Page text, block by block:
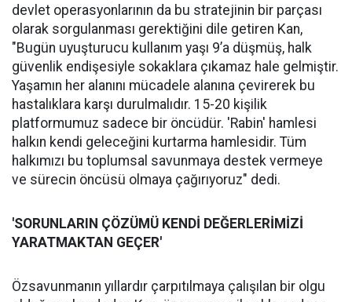
devlet operasyonlarının da bu stratejinin bir parçası
olarak sorgulanması gerektiğini dile getiren Kan,
"Bugün uyuşturucu kullanım yaşı 9’a düşmüş, halk
güvenlik endişesiyle sokaklara çıkamaz hale gelmiştir.
Yaşamın her alanını mücadele alanına çevirerek bu
hastalıklara karşı durulmalıdır. 15-20 kişilik
platformumuz sadece bir öncüdür. 'Rabin' hamlesi
halkın kendi geleceğini kurtarma hamlesidir. Tüm
halkımızı bu toplumsal savunmaya destek vermeye
ve sürecin öncüsü olmaya çağırıyoruz" dedi.
'SORUNLARIN ÇÖZÜMÜ KENDİ DEĞERLERİMİZİ
YARATMAKTAN GEÇER'
Özsavunmanın yıllardır çarpıtılmaya çalışılan bir olgu